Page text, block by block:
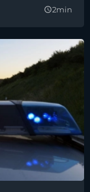
query_builder2min